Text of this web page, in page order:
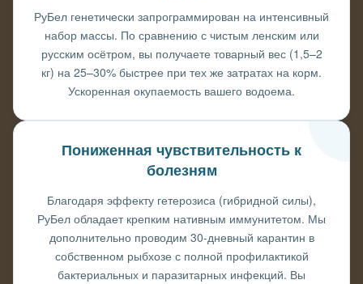
РуБел генетически запрограммирован на интенсивный
набор массы. По сравнению с чистым ленским или
русским осётром, вы получаете товарный вес (1,5–2
кг) на 25–30% быстрее при тех же затратах на корм.
Ускоренная окупаемость вашего водоема.
Пониженная чувствительность к
болезням
Благодаря эффекту гетерозиса (гибридной силы),
РуБел обладает крепким нативным иммунитетом. Мы
дополнительно проводим 30-дневный карантин в
собственном рыбхозе с полной профилактикой
бактериальных и паразитарных инфекций. Вы